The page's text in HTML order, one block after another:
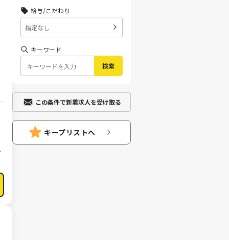
給与/こだわり
指定なし
キーワード
検索
この条件で新着求人を受け取る
キープリストへ